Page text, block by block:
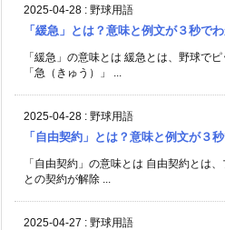
2025-04-28 : 野球用語
「緩急」とは？意味と例文が３秒でわ
「緩急」の意味とは 緩急とは、野球で
「急（きゅう）」 ...
2025-04-28 : 野球用語
「自由契約」とは？意味と例文が３
「自由契約」の意味とは 自由契約とは
との契約が解除 ...
2025-04-27 : 野球用語